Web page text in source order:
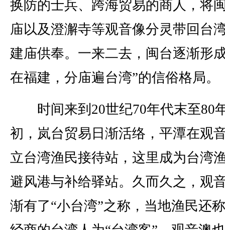
换防的士兵、跨海贸易的商人，将
庙以及澄澥寺等观音像分灵带回台
建庙供奉。一来二去，闽台逐渐形
在福建，分庙遍台湾”的信俗格局。
时间来到20世纪70年代末至80
初，岚台贸易日渐活络，平潭在观
立台湾渔民接待站，这里成为台湾
避风港与补给驿站。久而久之，观
渐有了“小台湾”之称，当地渔民还